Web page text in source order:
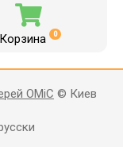
Корзина 0
OMiC © Киев